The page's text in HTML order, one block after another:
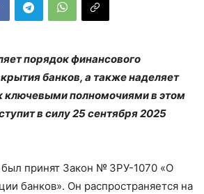
порядок финансового
банков, а также наделяет
ключевыми полномочиями в этом
в силу 25 сентября 2025
принят Закон № ЗРУ-1070 «О
банков». Он распространяется на